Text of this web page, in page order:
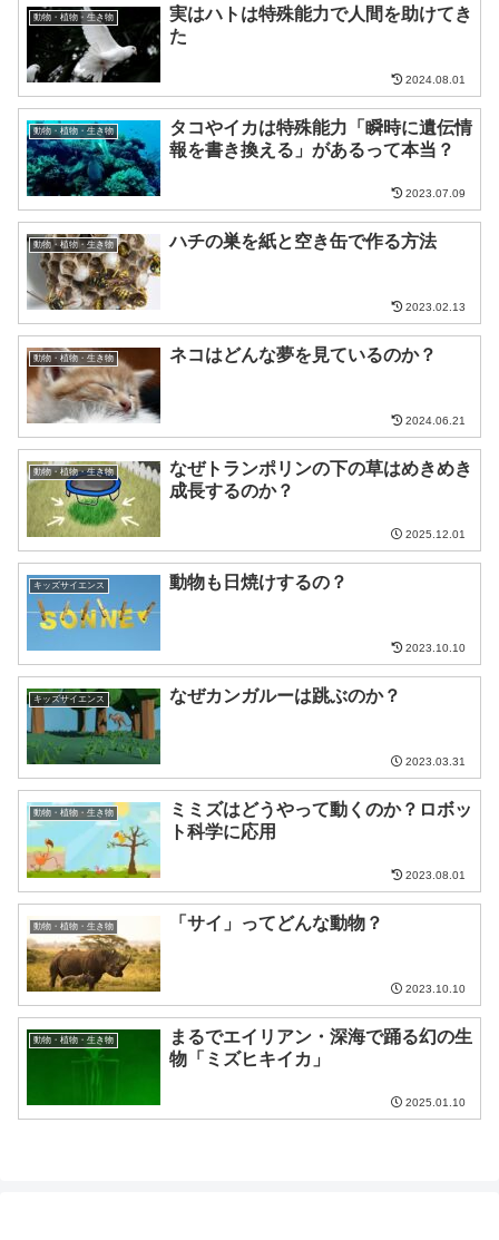
動物・植物・生き物
実はハトは特殊能力で人間を助けてき
た
2024.08.01
動物・植物・生き物
タコやイカは特殊能力「瞬時に遺伝情
報を書き換える」があるって本当？
2023.07.09
動物・植物・生き物 ハチの巣を紙と空き缶で作る方法
2023.02.13
動物・植物・生き物 ネコはどんな夢を見ているのか？
2024.06.21
動物・植物・生き物
なぜトランポリンの下の草はめきめき
成長するのか？
2025.12.01
キッズサイエンス 動物も日焼けするの？
2023.10.10
キッズサイエンス なぜカンガルーは跳ぶのか？
2023.03.31
動物・植物・生き物
ミミズはどうやって動くのか？ロボッ
ト科学に応用
2023.08.01
動物・植物・生き物 「サイ」ってどんな動物？
2023.10.10
動物・植物・生き物
まるでエイリアン・深海で踊る幻の生
物「ミズヒキイカ」
2025.01.10